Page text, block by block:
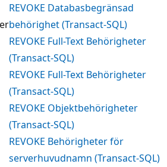
REVOKE Databasbegränsad
behörighet (Transact-SQL)
REVOKE Full-Text Behörigheter
(Transact-SQL)
REVOKE Full-Text Behörigheter
(Transact-SQL)
REVOKE Objektbehörigheter
(Transact-SQL)
REVOKE Behörigheter för
serverhuvudnamn (Transact-SQL)